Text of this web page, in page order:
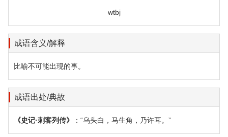
wtbj
成语含义/解释
比喻不可能出现的事。
成语出处/典故
《史记·刺客列传》 ：“乌头白，马生角，乃许耳。”